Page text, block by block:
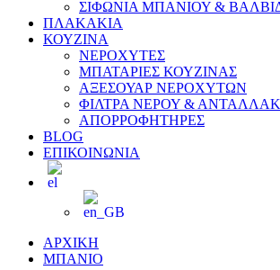
ΣΙΦΩΝΙΑ ΜΠΑΝΙΟΥ &
ΠΛΑΚΑΚΙΑ
ΚΟΥΖΙΝΑ
ΝΕΡΟΧΥΤΕΣ
ΜΠΑΤΑΡΙΕΣ ΚΟΥΖΙΝΑΣ
ΑΞΕΣΟΥΑΡ ΝΕΡΟΧΥΤΩΝ
ΦΙΛΤΡΑ ΝΕΡΟΥ &
ΑΠΟΡΡΟΦΗΤΗΡΕΣ
BLOG
ΕΠΙΚΟΙΝΩΝΙΑ
ΑΡΧΙΚΗ
ΜΠΑΝΙΟ